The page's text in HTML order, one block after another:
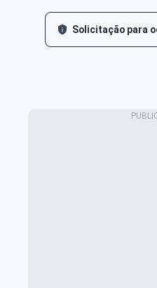
Solicitação para